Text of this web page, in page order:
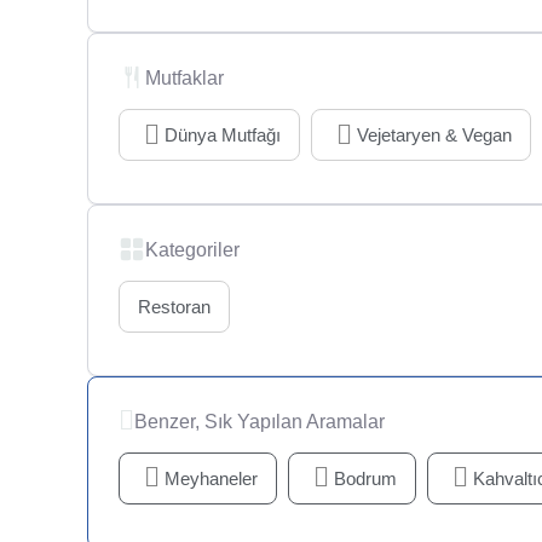
Mutfaklar
Dünya Mutfağı Vejetaryen & Vegan
Kategoriler
Restoran
Benzer, Sık Yapılan Aramalar
Meyhaneler Bodrum